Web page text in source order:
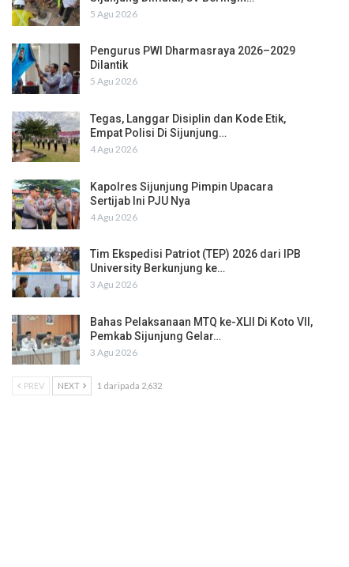
5 Agu 2026
Pengurus PWI Dharmasraya 2026–2029
Dilantik
5 Agu 2026
Tegas, Langgar Disiplin dan Kode Etik,
Empat Polisi Di Sijunjung…
4 Agu 2026
Kapolres Sijunjung Pimpin Upacara
Sertijab Ini PJU Nya
4 Agu 2026
Tim Ekspedisi Patriot (TEP) 2026 dari IPB
University Berkunjung ke…
3 Agu 2026
Bahas Pelaksanaan MTQ ke-XLII Di Koto VII,
Pemkab Sijunjung Gelar…
3 Agu 2026
PREV NEXT 1 daripada 2,632